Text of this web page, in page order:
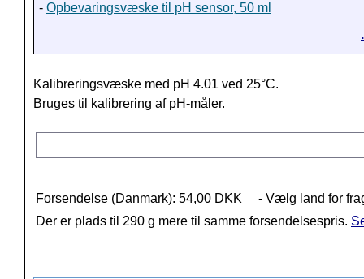
- Opbevaringsvæske til pH sensor, 50 ml
Kalibreringsvæske med pH 4.01 ved 25°C.
Bruges til kalibrering af pH-måler.
Forsendelse (Danmark): 54,00 DKK
- Vælg land for
Der er plads til 290 g mere til samme forsendelsespris.